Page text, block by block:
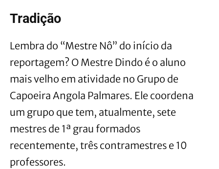
Tradição
Lembra do “Mestre Nô” do início da
reportagem? O Mestre Dindo é o aluno
mais velho em atividade no Grupo de
Capoeira Angola Palmares. Ele coordena
um grupo que tem, atualmente, sete
mestres de 1ª grau formados
recentemente, três contramestres e 10
professores.